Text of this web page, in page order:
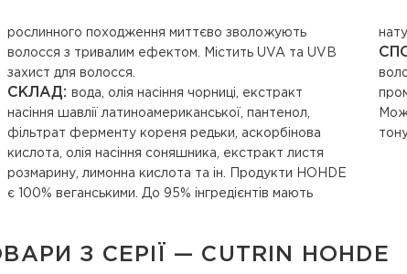
захист для волосся.
СКЛАД: вода, олія насіння чорниці, екстракт
насіння шавлії латиноамериканської, пантенол,
фільтрат ферменту кореня редьки, аскорбінова
кислота, олія насіння соняшника, екстракт листя
розмарину, лимонна кислота та ін. Продукти HOHDE
є 100% веганськими. До 95% інгредієнтів мають
З СЕРІЇ — CUTRIN HOHDE